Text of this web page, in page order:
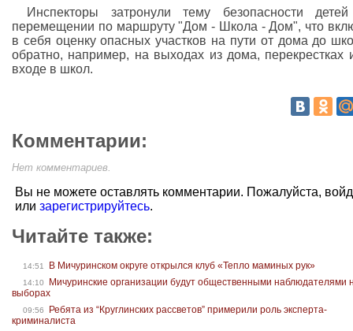
Инспекторы затронули тему безопасности
перемещении по маршруту "Дом - Школа - Дом", что
в себя оценку опасных участков на пути от дома до
обратно, например, на выходах из дома, перекрестках
входе в школ.
Комментарии:
Нет комментариев.
Вы не можете оставлять комментарии. Пожалуйста,
или зарегистрируйтесь.
Читайте также:
14:51 В Мичуринском округе открылся клуб «Тепло маминых рук»
14:10
Мичуринские организации будут общественными наблюдателями
выборах
09:56
Ребята из “Круглинских рассветов” примерили роль эксперта-
криминалиста